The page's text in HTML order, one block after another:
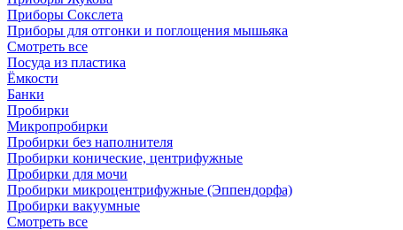
Приборы Сокслета
Приборы для отгонки и поглощения мышьяка
Смотреть все
Посуда из пластика
Ёмкости
Банки
Пробирки
Микропробирки
Пробирки без наполнителя
Пробирки конические, центрифужные
Пробирки для мочи
Пробирки микроцентрифужные (Эппендорфа)
Пробирки вакуумные
Смотреть все